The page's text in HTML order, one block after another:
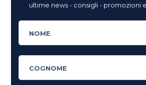
ultime news - consigli - promozioni